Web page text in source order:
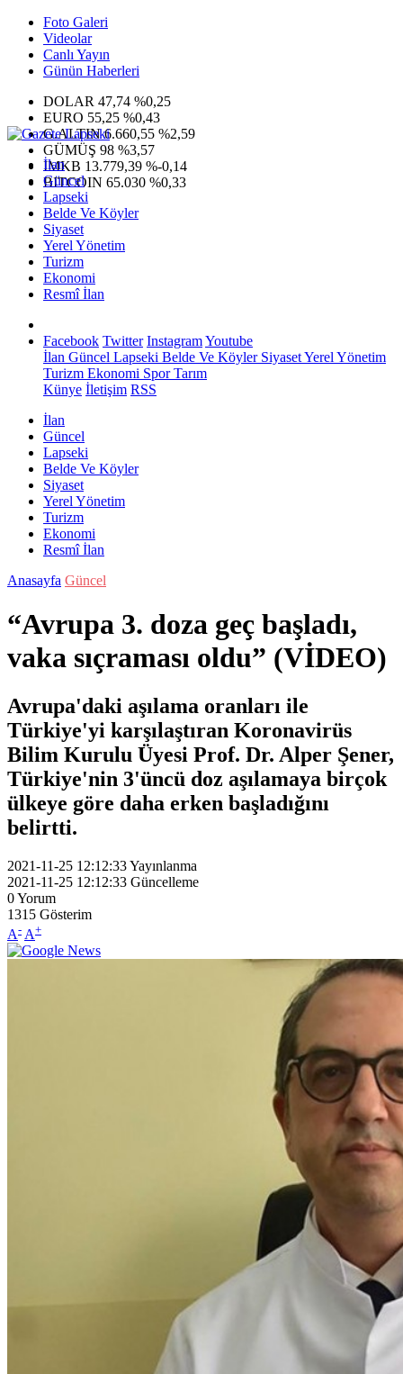
Foto Galeri
Videolar
Canlı Yayın
Günün Haberleri
DOLAR 47,74 %0,25
EURO 55,25 %0,43
G.ALTIN6.660,55 %2,59
GÜMÜŞ 98 %3,57
IMKB 13.779,39 %-0,14
BITCOIN 65.030 %0,33
İlan
Güncel
Lapseki
Belde Ve Köyler
Siyaset
Yerel Yönetim
Turizm
Ekonomi
Resmî İlan
Facebook Twitter InstagramYoutube
İlan Güncel Lapseki Belde Ve KöylerSiyasetYerel Yönetim
Turizm Ekonomi SporTarım
Künye İletişim RSS
İlan
Güncel
Lapseki
Belde Ve Köyler
Siyaset
Yerel Yönetim
Turizm
Ekonomi
Resmî İlan
Anasayfa Güncel
“Avrupa 3. doza geç başladı,
vaka sıçraması oldu” (VİDEO)
Avrupa'daki aşılama oranları ile
Türkiye'yi karşılaştıran Koronavirüs
Bilim Kurulu Üyesi Prof. Dr. Alper Şener,
Türkiye'nin 3'üncü doz aşılamaya birçok
ülkeye göre daha erken başladığını
belirtti.
2021-11-25 12:12:33Yayınlanma
2021-11-25 12:12:33 Güncelleme
0Yorum
1315 Gösterim
A- A+